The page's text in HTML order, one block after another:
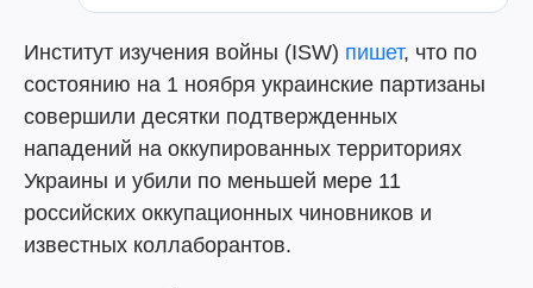
Институт изучения войны (ISW) пишет, что по
состоянию на 1 ноября украинские партизаны
совершили десятки подтвержденных
нападений на оккупированных территориях
Украины и убили по меньшей мере 11
российских оккупационных чиновников и
известных коллаборантов.